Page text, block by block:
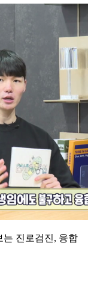
는 진로검진, 융합